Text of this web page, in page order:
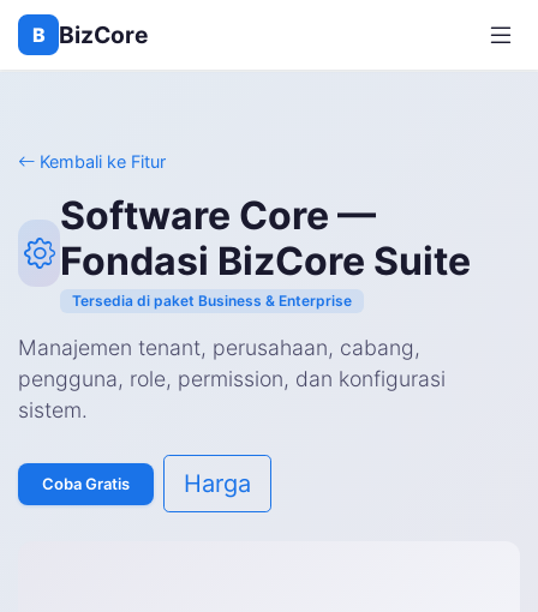
B BizCore
Kembali ke Fitur
Software Core —
Fondasi BizCore Suite
Tersedia di paket Business & Enterprise
Manajemen tenant, perusahaan, cabang,
pengguna, role, permission, dan konfigurasi
sistem.
Coba Gratis Harga